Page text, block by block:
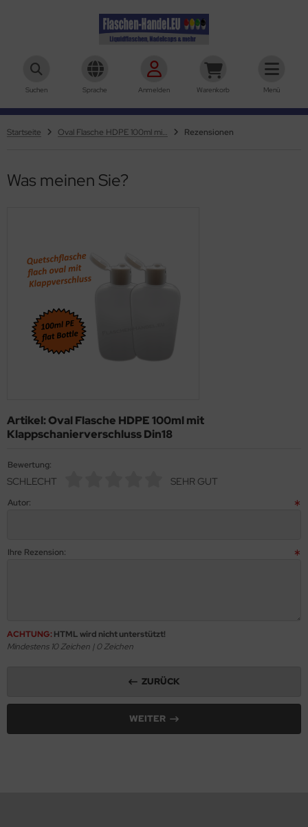
Suchen Sprache Anmelden Warenkorb Menü
Startseite Oval Flasche HDPE 100ml mit Klappschanierverschluss Din18 Rezensionen
Was meinen Sie?
Artikel: Oval Flasche HDPE 100ml mit
Klappschanierverschluss Din18
Bewertung:
SCHLECHT SEHR GUT
Autor:
Ihre Rezension:
ACHTUNG: HTML wird nicht unterstützt!
Mindestens 10 Zeichen |0Zeichen
ZURÜCK
WEITER